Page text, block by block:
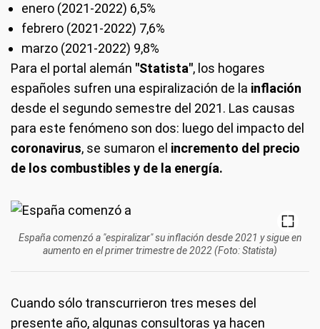
enero (2021-2022) 6,5%
febrero (2021-2022) 7,6%
marzo (2021-2022) 9,8%
Para el portal alemán "Statista", los hogares
españoles sufren una espiralización de la inflación
desde el segundo semestre del 2021. Las causas
para este fenómeno son dos: luego del impacto del
coronavirus, se sumaron el incremento del precio
de los combustibles y de la energía.
España comenzó a "espiralizar" su inflación desde 2021 y sigue en
aumento en el primer trimestre de 2022 (Foto: Statista)
Cuando sólo transcurrieron tres meses del
presente año, algunas consultoras ya hacen